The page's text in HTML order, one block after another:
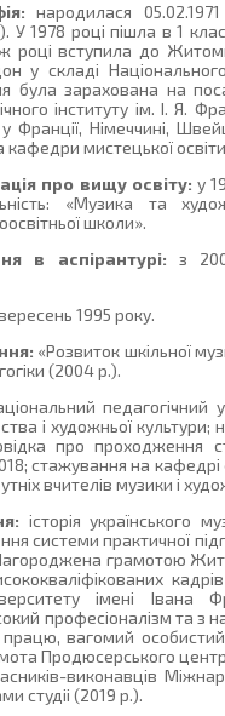
народилася
У 1978 році пішла в 1
році вступила до
у складі
була зарахована на
інституту ім. І. Я.
Франції, Німеччині,
кафедри мистецької
про вищу освіту: у
«Музика та
школи».
в аспірантурі: з
1995 року.
«Розвиток шкільної
(2004 р.).
педагогічний
і художньої
про проходження
стажування на кафедрі
вчителів музики і
історія українського
системи практичної
грамотою
імені
професіоналізм та з
вагомий
Продюсерського
виконавців
студіі (2019 р.).